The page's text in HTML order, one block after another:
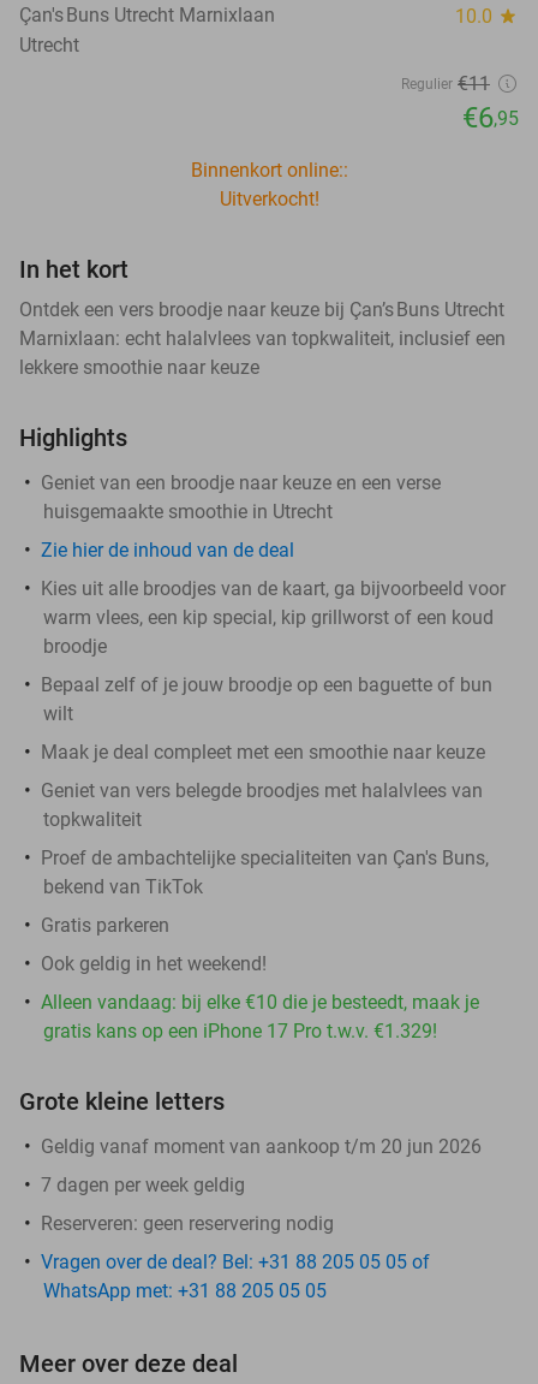
Çan's Buns Utrecht Marnixlaan 10.0 star
Utrecht
Regulier €11
€6,95
Binnenkort online::
Uitverkocht!
In het kort
Ontdek een vers broodje naar keuze bij Çan’s Buns Utrecht
Marnixlaan: echt halalvlees van topkwaliteit, inclusief een
lekkere smoothie naar keuze
Highlights
Geniet van een broodje naar keuze en een verse
huisgemaakte smoothie in Utrecht
Zie hier de inhoud van de deal
Kies uit alle broodjes van de kaart, ga bijvoorbeeld voor
warm vlees, een kip special, kip grillworst of een koud
broodje
Bepaal zelf of je jouw broodje op een baguette of bun
wilt
Maak je deal compleet met een smoothie naar keuze
Geniet van vers belegde broodjes met halalvlees van
topkwaliteit
Proef de ambachtelijke specialiteiten van Çan's Buns,
bekend van TikTok
Gratis parkeren
Ook geldig in het weekend!
Alleen vandaag: bij elke €10 die je besteedt, maak je
gratis kans op een iPhone 17 Pro t.w.v. €1.329!
Grote kleine letters
Geldig vanaf moment van aankoop t/m 20 jun 2026
7 dagen per week geldig
Reserveren: geen reservering nodig
Vragen over de deal? Bel: +31 88 205 05 05 of
WhatsApp met: +31 88 205 05 05
Meer over deze deal